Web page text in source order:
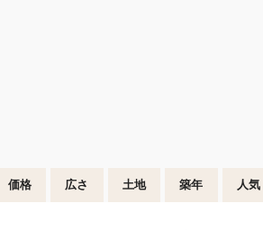
価格 広さ 土地 築年 人気